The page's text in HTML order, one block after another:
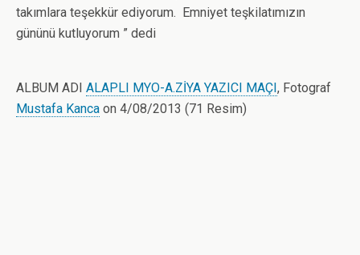
takımlara teşekkür ediyorum. Emniyet teşkilatımızın
gününü kutluyorum ” dedi
ALBUM ADI ALAPLI MYO-A.ZİYA YAZICI MAÇI, Fotograf
Mustafa Kanca on 4/08/2013 (71 Resim)